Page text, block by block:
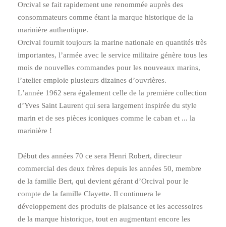
Orcival se fait rapidement une renommée auprès des
consommateurs comme étant la marque historique de la
marinière authentique.
Orcival fournit toujours la marine nationale en quantités très
importantes, lʼarmée avec le service militaire génère tous les
mois de nouvelles commandes pour les nouveaux marins,
lʼatelier emploie plusieurs dizaines dʼouvrières.
Lʼannée 1962 sera également celle de la première collection
dʼYves Saint Laurent qui sera largement inspirée du style
marin et de ses pièces iconiques comme le caban et ... la
marinière !
Début des années 70 ce sera Henri Robert, directeur
commercial des deux frères depuis les années 50, membre
de la famille Bert, qui devient gérant dʼOrcival pour le
compte de la famille Clayette. Il continuera le
développement des produits de plaisance et les accessoires
de la marque historique, tout en augmentant encore les